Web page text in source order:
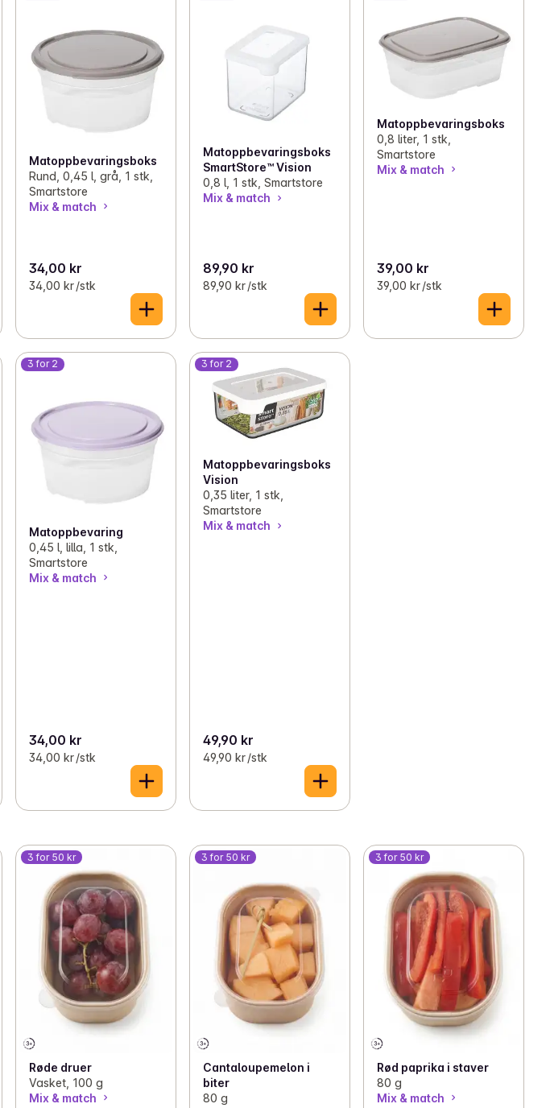
Matoppbevaringsboks
Rund, 0,45 l, grå, 1 stk,
Smartstore
Mix & match
34,00 kr
34,00 kr /stk
Matoppbevaringsboks
SmartStore™ Vision
0,8 l, 1 stk, Smartstore
Mix & match
89,90 kr
89,90 kr /stk
Matoppbevaringsboks
0,8 liter, 1 stk,
Smartstore
Mix & match
39,00 kr
39,00 kr /stk
3 for 2
Matoppbevaring
0,45 l, lilla, 1 stk,
Smartstore
Mix & match
34,00 kr
34,00 kr /stk
3 for 2
Matoppbevaringsboks
Vision
0,35 liter, 1 stk,
Smartstore
Mix & match
49,90 kr
49,90 kr /stk
3 for 50 kr
Røde druer
Vasket, 100 g
Mix & match
3 for 50 kr
Cantaloupemelon i
biter
80 g
3 for 50 kr
Rød paprika i staver
80 g
Mix & match